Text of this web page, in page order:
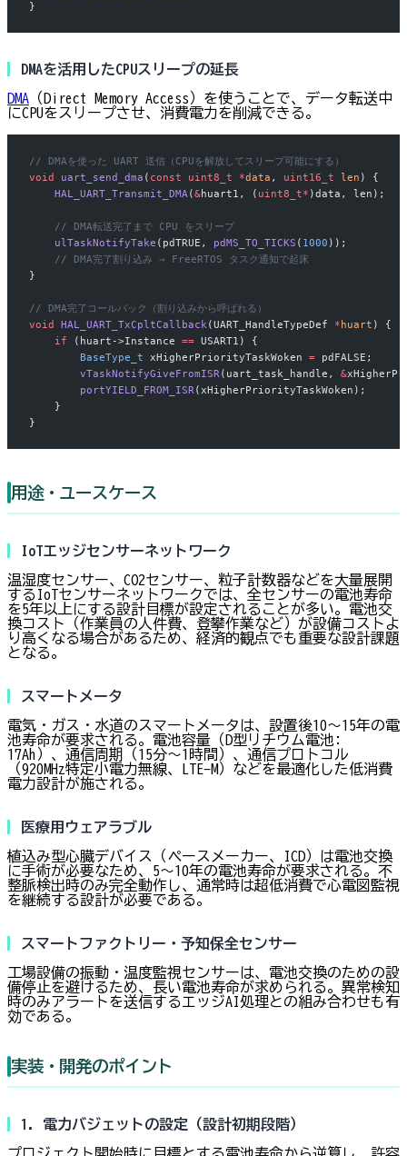
}
DMAを活用したCPUスリープの延長
DMA （Direct Memory Access）を使うことで、データ転送中
にCPUをスリープさせ、消費電力を削減できる。
// DMAを使った UART 送信（CPUを解放してスリープ可能にする）
void
uart_send_dma ( const uint8_t *data , uint16_t len ) {
    HAL_UART_Transmit_DMA
(&huart1, ( uint8_t* )data, len);
    // DMA転送完了まで CPU をスリープ
    ulTaskNotifyTake
(pdTRUE, pdMS_TO_TICKS ( 1000 ));
    // DMA完了割り込み → FreeRTOS タスク通知で起床
}
// DMA完了コールバック（割り込みから呼ばれる）
void
HAL_UART_TxCpltCallback (UART_HandleTypeDef * huart ) {
    if
(huart->Instance == USART1) {
        BaseType_t
xHigherPriorityTaskWoken = pdFALSE;
        vTaskNotifyGiveFromISR
(uart_task_handle, &
        portYIELD_FROM_ISR
(xHigherPriorityTaskWoken);
    }
}
用途・ユースケース
IoTエッジセンサーネットワーク
温湿度センサー、CO2センサー、粒子計数器などを大量展開
するIoTセンサーネットワークでは、全センサーの電池寿命
を5年以上にする設計目標が設定されることが多い。電池交
換コスト（作業員の人件費、登攀作業など）が設備コストよ
り高くなる場合があるため、経済的観点でも重要な設計課題
となる。
スマートメータ
電気・ガス・水道のスマートメータは、設置後10〜15年の電
池寿命が要求される。電池容量（D型リチウム電池:
17Ah）、通信周期（15分〜1時間）、通信プロトコル
（920MHz特定小電力無線、LTE-M）などを最適化した低消費
電力設計が施される。
医療用ウェアラブル
植込み型心臓デバイス（ペースメーカー、ICD）は電池交換
に手術が必要なため、5〜10年の電池寿命が要求される。不
整脈検出時のみ完全動作し、通常時は超低消費で心電図監視
を継続する設計が必要である。
スマートファクトリー・予知保全センサー
工場設備の振動・温度監視センサーは、電池交換のための設
備停止を避けるため、長い電池寿命が求められる。異常検知
時のみアラートを送信するエッジAI処理との組み合わせも有
効である。
実装・開発のポイント
1. 電力バジェットの設定（設計初期段階）